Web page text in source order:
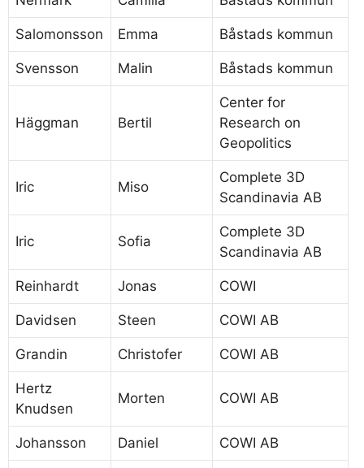
Salomonsson Emma Båstads kommun
Svensson Malin Båstads kommun
Häggman Bertil
Center for
Research on
Geopolitics
Iric Miso
Complete 3D
Scandinavia AB
Iric Sofia
Complete 3D
Scandinavia AB
Reinhardt Jonas COWI
Davidsen Steen COWI AB
Grandin Christofer COWI AB
Hertz
Knudsen
Morten COWI AB
Johansson Daniel COWI AB